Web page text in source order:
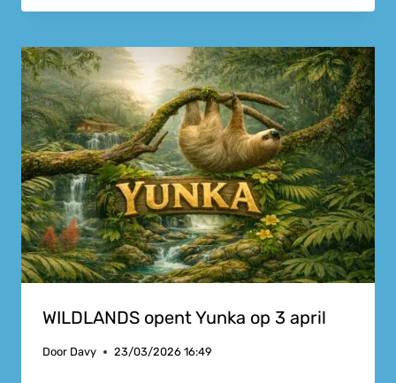
WILDLANDS opent Yunka op 3 april
Door Davy 23/03/2026 16:49